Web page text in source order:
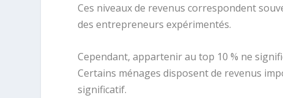
Ces niveaux de revenus correspondent
des entrepreneurs expérimentés.
Cependant, appartenir au top 10 % ne
Certains ménages disposent de revenus
significatif.